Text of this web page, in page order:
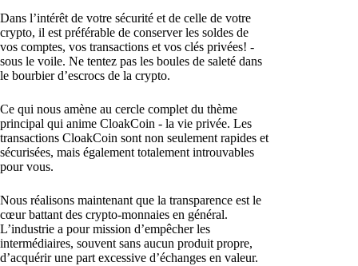
Dans l’intérêt de votre sécurité et de celle de votre
crypto, il est préférable de conserver les soldes de
vos comptes, vos transactions et vos clés privées! -
sous le voile. Ne tentez pas les boules de saleté dans
le bourbier d’escrocs de la crypto.
Ce qui nous amène au cercle complet du thème
principal qui anime CloakCoin - la vie privée. Les
transactions CloakCoin sont non seulement rapides et
sécurisées, mais également totalement introuvables
pour vous.
Nous réalisons maintenant que la transparence est le
cœur battant des crypto-monnaies en général.
L’industrie a pour mission d’empêcher les
intermédiaires, souvent sans aucun produit propre,
d’acquérir une part excessive d’échanges en valeur.